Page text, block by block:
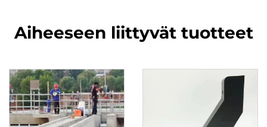
Aiheeseen liittyvät tuotteet